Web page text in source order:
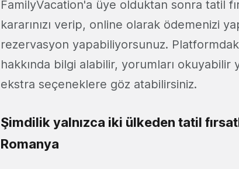
FamilyVacation'a üye olduktan sonra tatil
kararınızı verip, online olarak ödemenizi
rezervasyon yapabiliyorsunuz.
hakkında bilgi alabilir, yorumları okuyabilir
ekstra seçeneklere göz atabilirsiniz.
Şimdilik yalnızca iki ülkeden tatil
Romanya